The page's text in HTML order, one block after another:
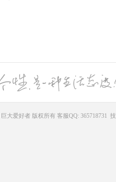
巨大爱好者版权所有 客服QQ: 365718731